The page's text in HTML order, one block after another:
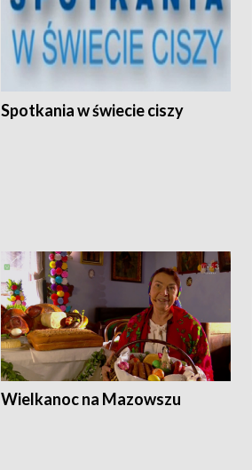
Spotkania w świecie ciszy
Wielkanoc na Mazowszu